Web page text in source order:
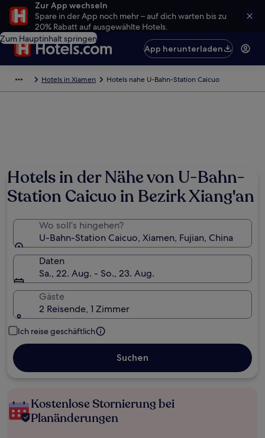
Zur App wechseln
Spare in der App noch mehr – auf dich warten bis zu
20% Rabatt auf ausgewählte Hotels.
Zum Hauptinhalt springen
App herunterladen
Hotels in Xiamen Hotels nahe U-Bahn-Station Caicuo
Hotels in der Nähe von U-Bahn-
Station Caicuo in Bezirk Xiang'an
Wo soll’s hingehen?
U-Bahn-Station Caicuo, Xiamen, Fujian, China
Daten
Sa., 22. Aug. - So., 23. Aug.
Gäste
2 Reisende, 1 Zimmer
Ich reise geschäftlich
Suchen
Kostenlose Stornierung bei
Planänderungen